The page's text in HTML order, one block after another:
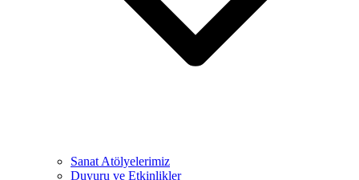
Sanat Atölyelerimiz
Duyuru ve Etkinlikler